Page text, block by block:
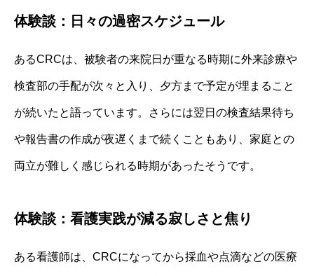
体験談：日々の過密スケジュール
あるCRCは、被験者の来院日が重なる時期に外来診療や
検査部の手配が次々と入り、夕方まで予定が埋まること
が続いたと語っています。さらには翌日の検査結果待ち
や報告書の作成が夜遅くまで続くこともあり、家庭との
両立が難しく感じられる時期があったそうです。
体験談：看護実践が減る寂しさと焦り
ある看護師は、CRCになってから採血や点滴などの医療